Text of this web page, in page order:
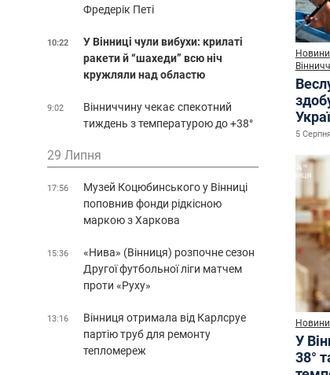
Новини
5
Новини
У
38°
Фредерік Петі
10:22
У Вінниці чули вибухи: крилаті
ракети й “шахеди” всю ніч
кружляли над областю
9:02
Вінниччину чекає спекотний
тиждень з температурою до +38°
29 Липня
17:56
Музей Коцюбинського у Вінниці
поповнив фонди рідкісною
маркою з Харкова
15:36
«Нива» (Вінниця) розпочне сезон
Другої футбольної ліги матчем
проти «Руху»
13:16
Вінниця отримала від Карлсруе
партію труб для ремонту
тепломереж